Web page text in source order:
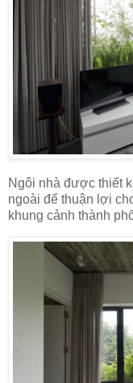
Ngôi nhà được thiết
ngoài để thuận lợi
khung cảnh thành